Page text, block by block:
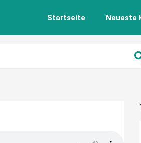
Startseite Neueste